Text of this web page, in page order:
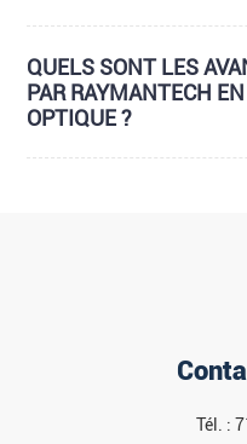
QUELS SONT LES
PAR RAYMANTECH
OPTIQUE ?
Tél. :